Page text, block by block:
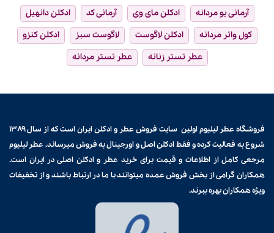
آرمانی یو مردانه
ادکلن مای وی آرمانی کد
ادکلن دانهیل
کول واتر مردانه
ادکلن لاگوست لاگوست سبز
ادکلن کنزو
عطر تستر زنانه
عطر تستر مردانه
فروشگاه عطر لیلیوم اولین سایت فروشعطر و ادکلن
ایران است که از سال ۱۳۸۹
شروع به فعالیت کرده و فقط ادکلن اصل و اورجینال به فروش میرساند. عطر لیلیوم
مرجعی کامل از اطلاعات و قیمت برایخرید عطر و ادکلن اصلی در ایران است.
همکاران گرامی از بخش فروش عمده میتوانند با ما در ارتباط باشند و از تخفیفات
ویژه همکاران بهره ببرند.